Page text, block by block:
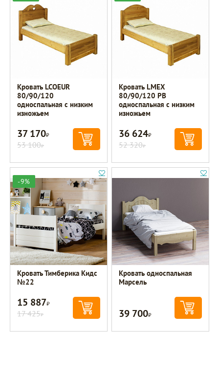
Кровать LCOEUR
80/90/120
односпальная с низким
изножьем
37 170Р
53 100Р
Кровать LMEX
80/90/120 PB
односпальная с низким
изножьем
36 624Р
52 320Р
-9%
Кровать Тимберика Кидс
№22
15 887Р
17 425Р
Кровать односпальная
Марсель
39 700Р